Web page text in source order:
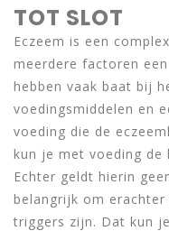
TOT SLOT
Eczeem is een
meerdere factoren
hebben vaak baat bij
voedingsmiddelen en
voeding die de
kun je met voeding de
Echter geldt hierin
belangrijk om
triggers zijn. Dat kun